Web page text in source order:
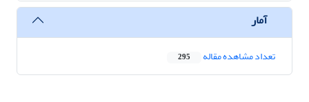
آمار
تعداد مشاهده مقاله 295